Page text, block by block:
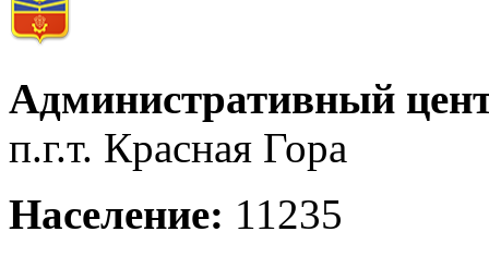
Административный
п.г.т. Красная Гора
Население: 11235